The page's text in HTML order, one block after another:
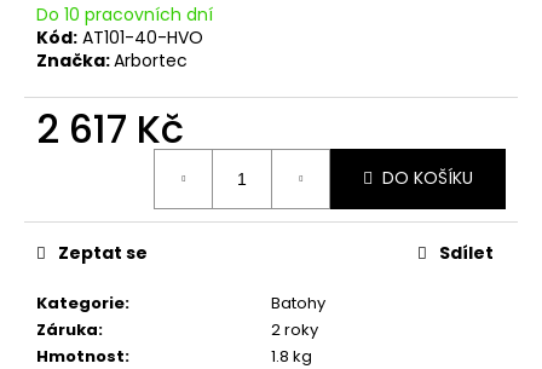
Do 10 pracovních dní
Kód: AT101-40-HVO
Značka:Arbortec
2 617 Kč
DO KOŠÍKU
Kategorie:
Batohy
Záruka:
2 roky
Hmotnost:
1.8 kg
Zeptat se Sdílet
m
e